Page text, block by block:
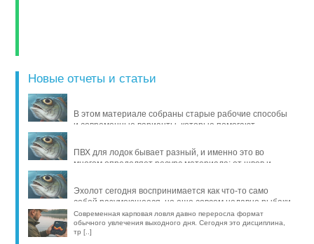
Новые отчеты и статьи
В этом материале собраны старые рабочие способы
и современные варианты, которые помогают
ПВХ для лодок бывает разный, и именно это во
многом определяет ресурс материала: от швов и
Эхолот сегодня воспринимается как что-то само
собой разумеющееся, но еще совсем недавно рыбаки
обходились б [..]
Современная карповая ловля давно переросла формат
обычного увлечения выходного дня. Сегодня это дисциплина,
тр [..]